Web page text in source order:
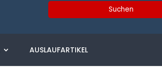
Suchen
AUSLAUFARTIKEL